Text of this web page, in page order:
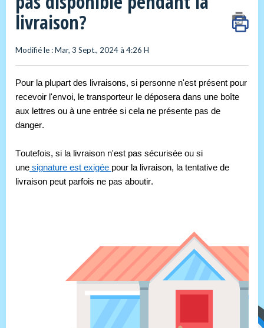
livraison?
Modifié le : Mar, 3 Sept., 2024 à 4:26 H
Pour la plupart des livraisons, si personne n'est présent pour
recevoir l'envoi, le transporteur le déposera dans une boîte
aux lettres ou à une entrée si cela ne présente pas de
danger.
Toutefois, si la livraison n'est pas sécurisée ou si
une signature est exigée pour la livraison, la tentative de
livraison peut parfois ne pas aboutir.